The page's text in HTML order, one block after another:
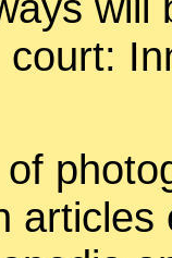
articles